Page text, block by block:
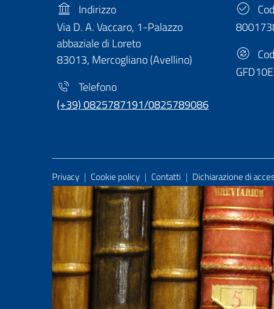
Indirizzo
Via D. A. Vaccaro, 1-Palazzo
abbaziale di Loreto
83013, Mercogliano (Avellino)
Telefono
(+39) 0825787191/0825789086
GFD10E
Useful Links Section
Privacy | Cookie policy | Contatti | Dichiarazione di